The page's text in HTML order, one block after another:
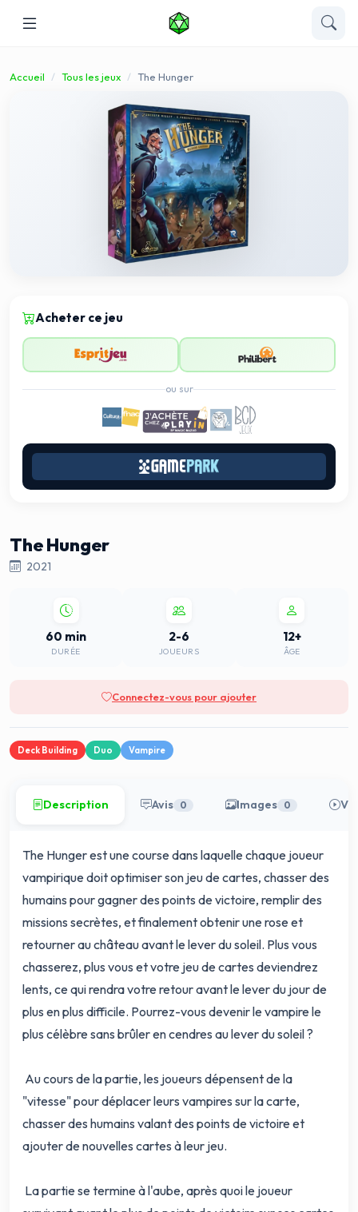
Accueil Tous les jeux The Hunger
Acheter ce jeu
ou sur
The Hunger
2021
60 min
DURÉE
2-6
JOUEURS
12+
ÂGE
Connectez-vous pour ajouter
Deck Building Duo Vampire
Description Avis 0 Images 0
The Hunger est une course dans laquelle chaque joueur
vampirique doit optimiser son jeu de cartes, chasser des
humains pour gagner des points de victoire, remplir des
missions secrètes, et finalement obtenir une rose et
retourner au château avant le lever du soleil. Plus vous
chasserez, plus vous et votre jeu de cartes deviendrez
lents, ce qui rendra votre retour avant le lever du jour de
plus en plus difficile. Pourrez-vous devenir le vampire le
plus célèbre sans brûler en cendres au lever du soleil ?
Au cours de la partie, les joueurs dépensent de la
"vitesse" pour déplacer leurs vampires sur la carte,
chasser des humains valant des points de victoire et
ajouter de nouvelles cartes à leur jeu.
La partie se termine à l'aube, après quoi le joueur